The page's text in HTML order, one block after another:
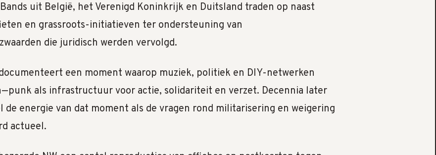
uit België, het Verenigd Koninkrijk en Duitsland traden op naast
en grassroots-initiatieven ter ondersteuning van
die juridisch werden vervolgd.
een moment waarop muziek, politiek en DIY-netwerken
als infrastructuur voor actie, solidariteit en verzet. Decennia later
de energie van dat moment als de vragen rond militarisering en weigering
actueel.